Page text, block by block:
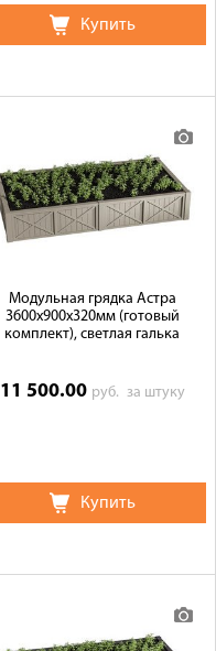
Купить
Модульная грядка Астра
3600x900x320мм (готовый
комплект), светлая галька
11 500.00 руб. за штуку
Купить